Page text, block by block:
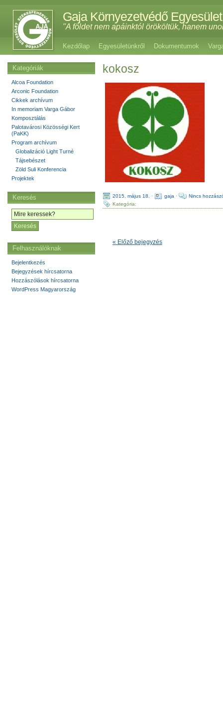
Gaja Környezetvédő Egyesület
"A földet nem apáinktól örököltük, hanem
Kezdőlap Egyesületünkről Dokumentumok
kokosz
2015. május 18. · gaja ·
Nincs
Kategória:
« Előző bejegyzés
Kategóriák
Alcoa Foundation
Arconic Foundation
Cikkek archívum
In memoriam Varga Gábor
Komposztálás
Palotavárosi Közösségi Kert
(PaKK)
Program archívum
Globalizáció Light Turné
Tájsebészet
Zöld Suli Konferencia
Projektek
Keresés
Felhasználóknak
Bejelentkezés
Bejegyzések hírcsatorna
Hozzászólások hírcsatorna
WordPress Magyarország